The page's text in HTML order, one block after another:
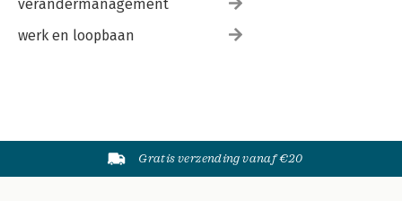
verandermanagement
werk en loopbaan
Gratis verzending vanaf €20